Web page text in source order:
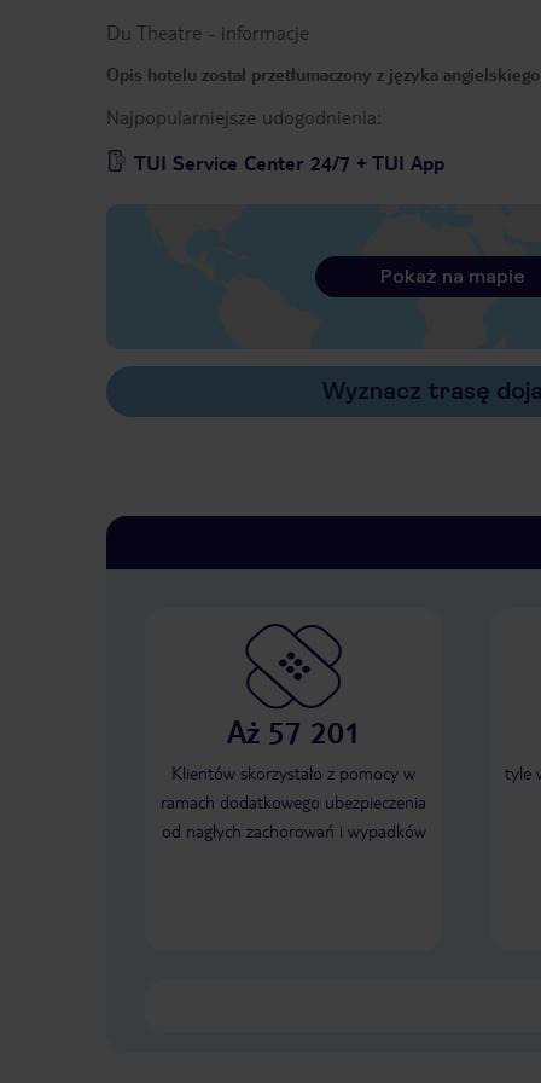
Du Theatre - informacje
Opis hotelu został przetłumaczony z języka
Najpopularniejsze udogodnienia:
TUI Service Center 24/7 + TUI App
Pokaż na mapie
Wyznacz trasę
Aż 57 201
Klientów skorzystało z pomocy w
ramach dodatkowego ubezpieczenia
od nagłych zachorowań i wypadków
tyle